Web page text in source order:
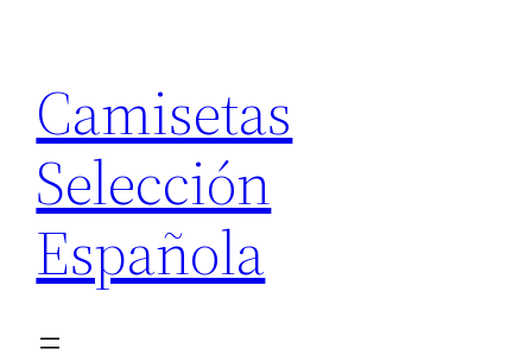
contenido
Camisetas
Selección
Española